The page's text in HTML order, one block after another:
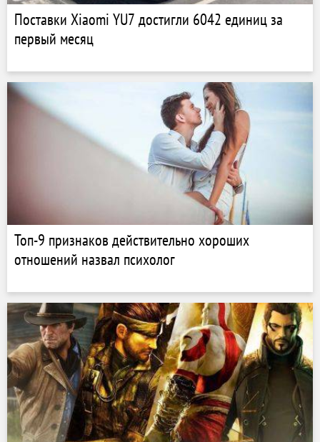
Поставки Xiaomi YU7 достигли 6042 единиц за
первый месяц
Топ-9 признаков действительно хороших
отношений назвал психолог